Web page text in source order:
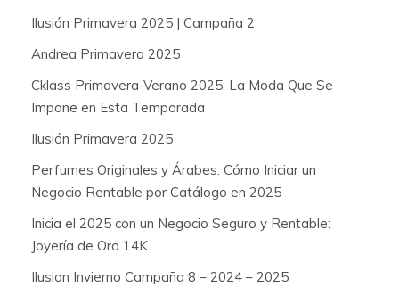
rIlusión Primavera 2025 | Campaña 2
Andrea Primavera 2025
Cklass Primavera-Verano 2025: La Moda Que Se
Impone en Esta Temporada
Ilusión Primavera 2025
Perfumes Originales y Árabes: Cómo Iniciar un
Negocio Rentable por Catálogo en 2025
Inicia el 2025 con un Negocio Seguro y Rentable:
Joyería de Oro 14K
Ilusion Invierno Campaña 8 – 2024 – 2025